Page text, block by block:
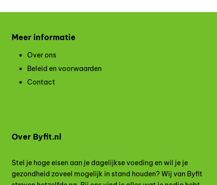
Meer informatie
Over ons
Beleid en voorwaarden
Contact
Over Byfit.nl
Stel je hoge eisen aan je dagelijkse voeding en wil je je
gezondheid zoveel mogelijk in stand houden? Wij van Byfit